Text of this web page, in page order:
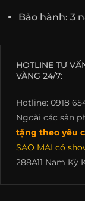
Bảo hành: 3
HOTLINE TƯ
VÀNG 24/7:
Hotline: 0918
Ngoài các sản
tặng theo yêu
SAO MAI có
288A11 Nam Kỳ